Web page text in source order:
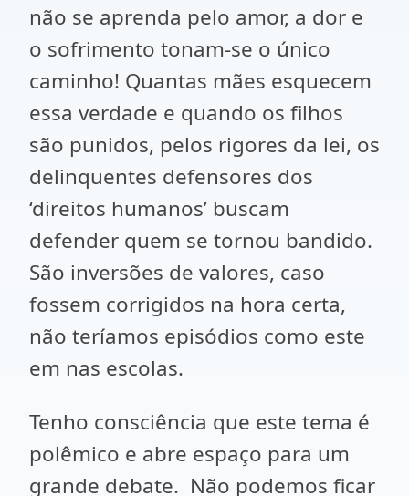
não se aprenda pelo amor, a dor e
o sofrimento tonam-se o único
caminho! Quantas mães esquecem
essa verdade e quando os filhos
são punidos, pelos rigores da lei, os
delinquentes defensores dos
‘direitos humanos’ buscam
defender quem se tornou bandido.
São inversões de valores, caso
fossem corrigidos na hora certa,
não teríamos episódios como este
em nas escolas.
Tenho consciência que este tema é
polêmico e abre espaço para um
grande debate. Não podemos ficar